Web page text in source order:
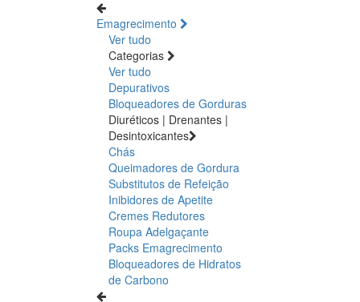
Emagrecimento
Ver tudo
Categorias
Ver tudo
Depurativos
Bloqueadores de Gorduras
Diuréticos | Drenantes |
Desintoxicantes
Chás
Queimadores de Gordura
Substitutos de Refeição
Inibidores de Apetite
Cremes Redutores
Roupa Adelgaçante
Packs Emagrecimento
Bloqueadores de Hidratos
de Carbono